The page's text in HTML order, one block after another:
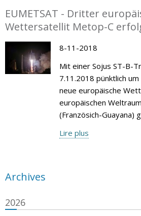
EUMETSAT - Dritter
Wettersatellit Metop-C
8-11-2018
Mit einer Sojus ST-B-
7.11.2018 pünktlich
neue europäische
europäischen
(Französich-Guayana)
Lire plus
Archives
2026